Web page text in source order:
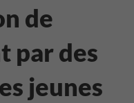
de
par des
jeunes